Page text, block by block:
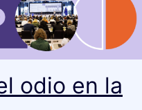
odio en la